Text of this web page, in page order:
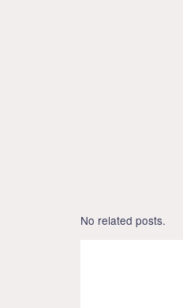
No related posts.